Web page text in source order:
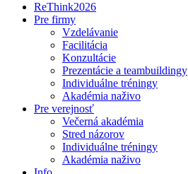
ReThink2026
Pre firmy
Vzdelávanie
Facilitácia
Konzultácie
Prezentácie a teambuildingy
Individuálne tréningy
Akadémia naživo
Pre verejnosť
Večerná akadémia
Stred názorov
Individuálne tréningy
Akadémia naživo